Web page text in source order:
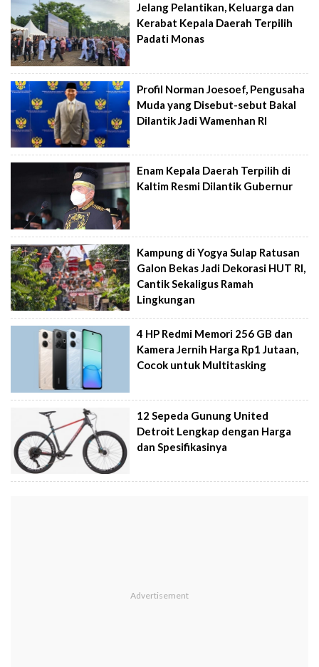
Jelang Pelantikan, Keluarga dan
Kerabat Kepala Daerah Terpilih
Padati Monas
Profil Norman Joesoef, Pengusaha
Muda yang Disebut-sebut Bakal
Dilantik Jadi Wamenhan RI
Enam Kepala Daerah Terpilih di
Kaltim Resmi Dilantik Gubernur
Kampung di Yogya Sulap Ratusan
Galon Bekas Jadi Dekorasi HUT RI,
Cantik Sekaligus Ramah
Lingkungan
4 HP Redmi Memori 256 GB dan
Kamera Jernih Harga Rp1 Jutaan,
Cocok untuk Multitasking
12 Sepeda Gunung United
Detroit Lengkap dengan Harga
dan Spesifikasinya